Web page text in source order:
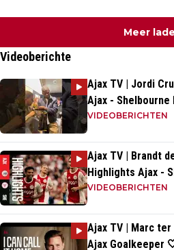
Meer
Videoberichte
Ajax TV | Jordi
Ajax - Shelbourne
VIDEOBERICHTEN
Ajax TV | Brandt
Highlights Ajax -
VIDEOBERICHTEN
Ajax TV | Marc
Ajax Goalkeeper